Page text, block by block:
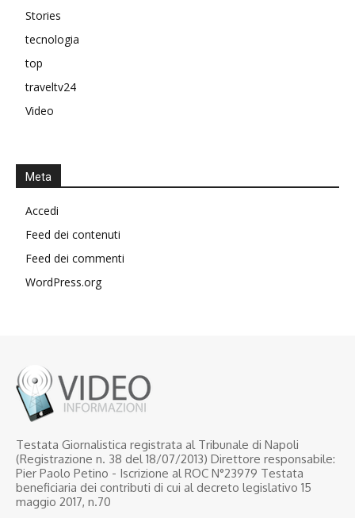
Stories
tecnologia
top
traveltv24
Video
Meta
Accedi
Feed dei contenuti
Feed dei commenti
WordPress.org
Testata Giornalistica registrata al Tribunale di Napoli
(Registrazione n. 38 del 18/07/2013) Direttore responsabile:
Pier Paolo Petino - Iscrizione al ROC N°23979 Testata
beneficiaria dei contributi di cui al decreto legislativo 15
maggio 2017, n.70